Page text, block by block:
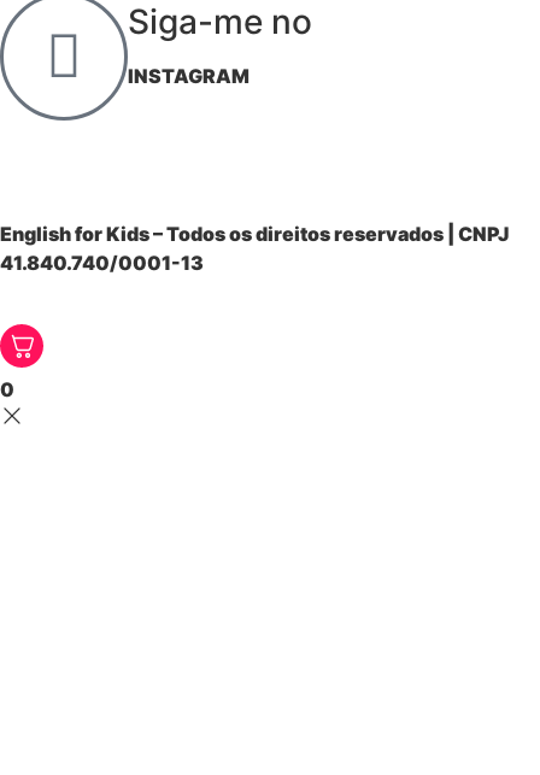
Siga-me no
INSTAGRAM
English for Kids – Todos os direitos reservados | CNPJ
41.840.740/0001-13
0